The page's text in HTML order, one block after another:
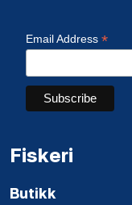
Email Address *
Fiskeri
Butikk